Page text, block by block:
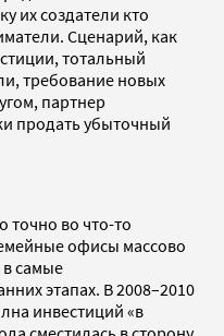
их создатели кто
Сценарий, как
тотальный
требование новых
партнер
продать убыточный
точно во что-то
офисы массово
самые
этапах. В 2008–2010
инвестиций «в